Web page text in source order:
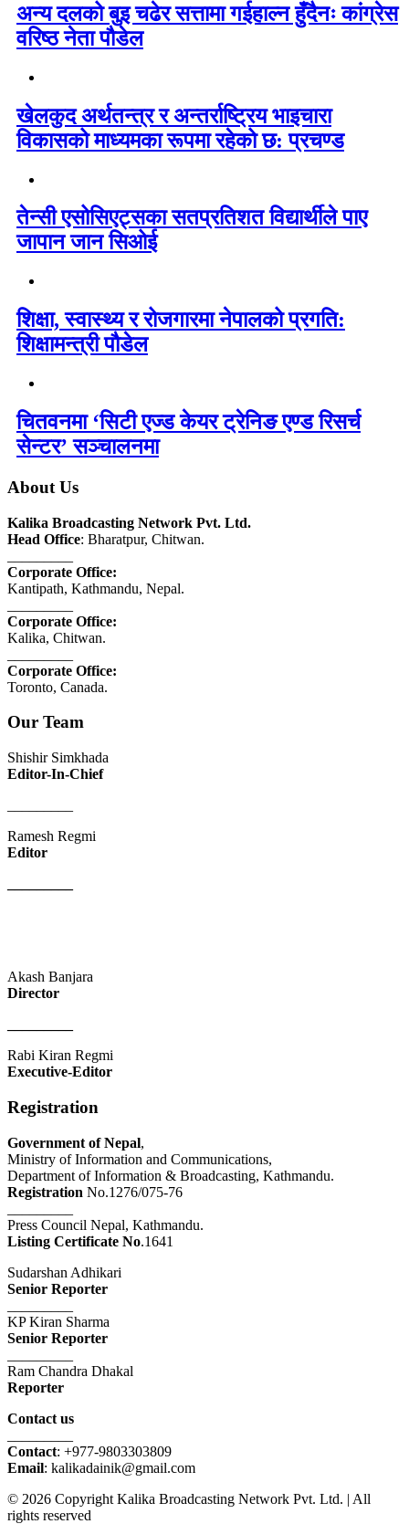
अन्य दलको बुइ चढेर सत्तामा गईहाल्न हुँदैनः कांग्रेस
वरिष्ठ नेता पौडेल
खेलकुद अर्थतन्त्र र अन्तर्राष्ट्रिय भाइचारा
विकासको माध्यमका रूपमा रहेको छ: प्रचण्ड
तेन्सी एसोसिएट्सका सतप्रतिशत विद्यार्थीले पाए
जापान जान सिओई
शिक्षा, स्वास्थ्य र रोजगारमा नेपालको प्रगति:
शिक्षामन्त्री पौडेल
चितवनमा ‘सिटी एज्ड केयर ट्रेनिङ एण्ड रिसर्च
सेन्टर’ सञ्चालनमा
About Us
Kalika Broadcasting Network Pvt. Ltd.
Head Office: Bharatpur, Chitwan.
Corporate Office:
Kantipath, Kathmandu, Nepal.
Corporate Office:
Kalika, Chitwan.
Corporate Office:
Toronto, Canada.
Our Team
Shishir Simkhada
Editor-In-Chief
Ramesh Regmi
Editor
Akash Banjara
Director
Rabi Kiran Regmi
Executive-Editor
Registration
Government of Nepal,
Ministry of Information and Communications,
Department of Information & Broadcasting, Kathmandu.
Registration No.1276/075-76
Press Council Nepal, Kathmandu.
Listing Certificate No.1641
Sudarshan Adhikari
Senior Reporter
KP Kiran Sharma
Senior Reporter
Ram Chandra Dhakal
Reporter
Contact us
Contact: +977-9803303809
Email: kalikadainik@gmail.com
© 2026 Copyright Kalika Broadcasting Network Pvt. Ltd. | All
rights reserved